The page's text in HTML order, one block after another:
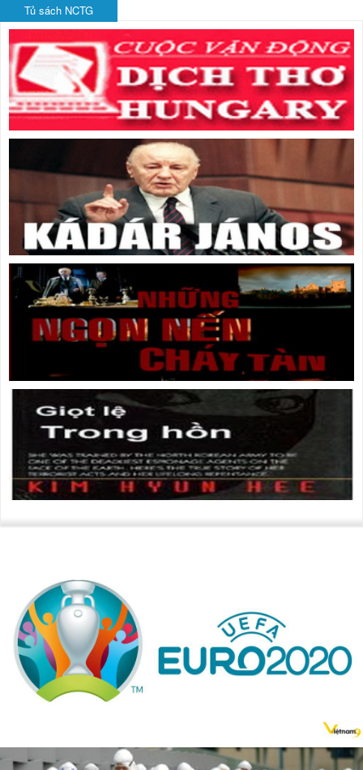
Tủ sách NCTG